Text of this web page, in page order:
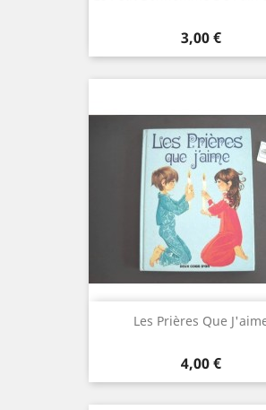
Prix
3,00 €
Les Prières Que
Prix
4,00 €